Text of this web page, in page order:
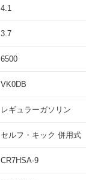
4.1
3.7
6500
VK0DB
レギュラーガソリン
セルフ・キック 併用式
CR7HSA-9